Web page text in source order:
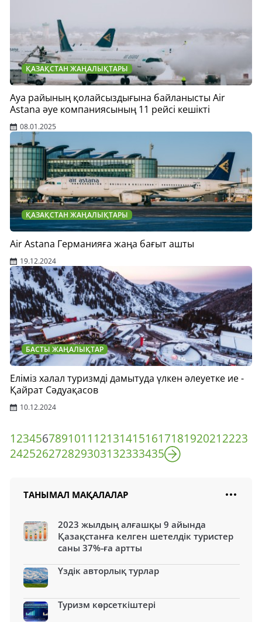
ҚАЗАҚСТАН ЖАҢАЛЫҚТАРЫ
Ауа райының қолайсыздығына байланысты Air
Astana әуе компаниясының 11 рейсі кешікті
08.01.2025
ҚАЗАҚСТАН ЖАҢАЛЫҚТАРЫ
Air Astana Германияға жаңа бағыт ашты
19.12.2024
БАСТЫ ЖАҢАЛЫҚТАР
Еліміз халал туризмді дамытуда үлкен әлеуетке ие -
Қайрат Сәдуақасов
10.12.2024
1234567891011 121314151617181920212223
242526272829303132333435
ТАНЫМАЛ МАҚАЛАЛАР
2023 жылдың алғашқы 9 айында
Қазақстанға келген шетелдік туристер
саны 37%-ға артты
Үздік авторлық турлар
Туризм көрсеткіштері